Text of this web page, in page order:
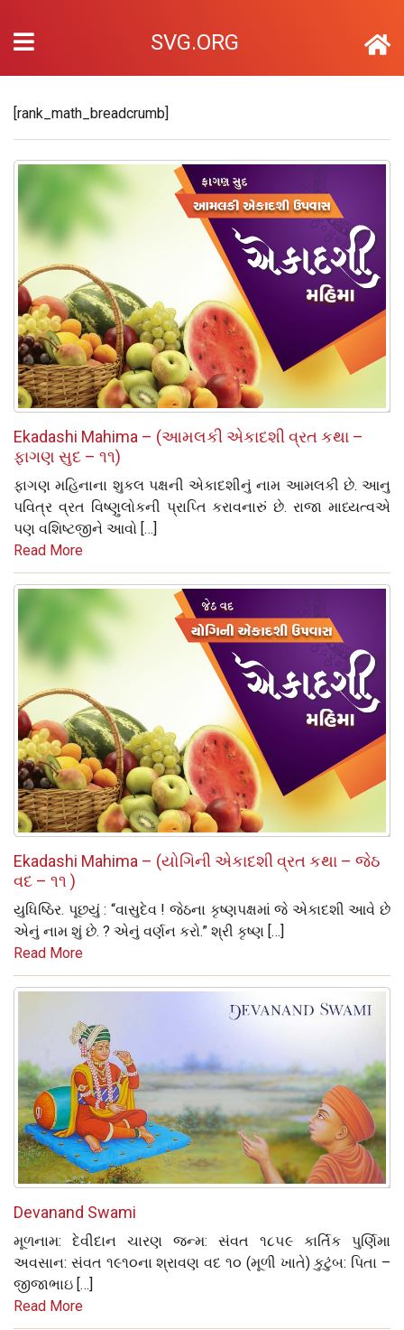
SVG.ORG
[rank_math_breadcrumb]
Ekadashi Mahima – (આમલકી એકાદશી વ્રત કથા –
ફાગણ સુદ – ૧૧)
ફાગણ મહિનાના શુકલ પક્ષની એકાદશીનું નામ આમલકી છે. આનુ
પવિત્ર વ્રત વિષ્‍ણુલોકની પ્રાપ્તિ કરાવનારું છે. રાજા માધ્‍યત્‍વએ
પણ ‍વશિષ્‍ટજીને આવો […]
Read More
Ekadashi Mahima – (યોગિની એકાદશી વ્રત કથા – જેઠ
વદ – ૧૧ )
યુધિષ્ઠિર. પૂછયું : “વાસુદેવ ! જેઠના કૃષ્‍ણપક્ષમાં જે એકાદશી આવે છે
એનું નામ શું છે. ? એનું વર્ણન કરો.” શ્રી કૃષ્‍ણ […]
Read More
Devanand Swami
મૂળનામ: દેવીદાન ચારણ જન્મ: સંવત ૧૮૫૯ કાર્તિક પુર્ણિમા
અવસાન: સંવત ૧૯૧૦ના શ્રાવણ વદ ૧૦ (મૂળી ખાતે) કુટુંબ: પિતા –
જીજાભાઇ […]
Read More